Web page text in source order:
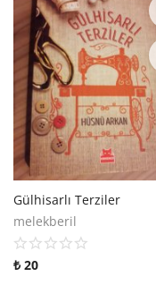
Gülhisarlı Terziler
melekberil
₺ 20